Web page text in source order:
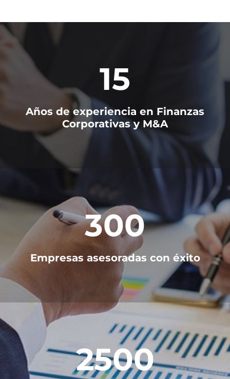
15
Años de experiencia en Finanzas
Corporativas y M&A
300
Empresas asesoradas con éxito
2500